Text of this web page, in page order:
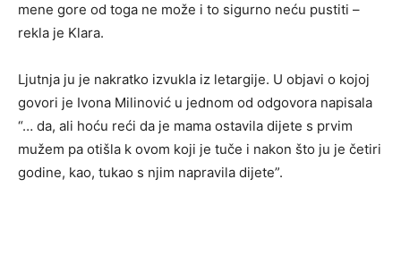
mene gore od toga ne može i to sigurno neću pustiti –
rekla je Klara.
Ljutnja ju je nakratko izvukla iz letargije. U objavi o kojoj
govori je Ivona Milinović u jednom od odgovora napisala
“… da, ali hoću reći da je mama ostavila dijete s prvim
mužem pa otišla k ovom koji je tuče i nakon što ju je četiri
godine, kao, tukao s njim napravila dijete”.